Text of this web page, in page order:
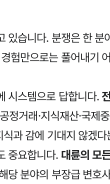
있습니다. 분쟁은 한
험만으로는 풀어내기
시스템으로 답합니다.
정거래·지식재산·국
과 감에 기대지 않겠
중요합니다. 대륜의 모
당 분야의 부장급 변호